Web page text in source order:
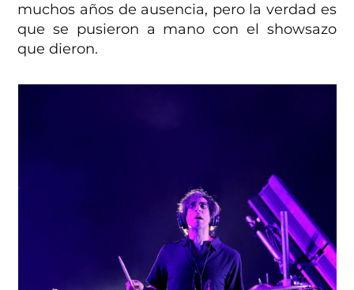
muchos años de ausencia, pero la verdad es
que se pusieron a mano con el showsazo
que dieron.